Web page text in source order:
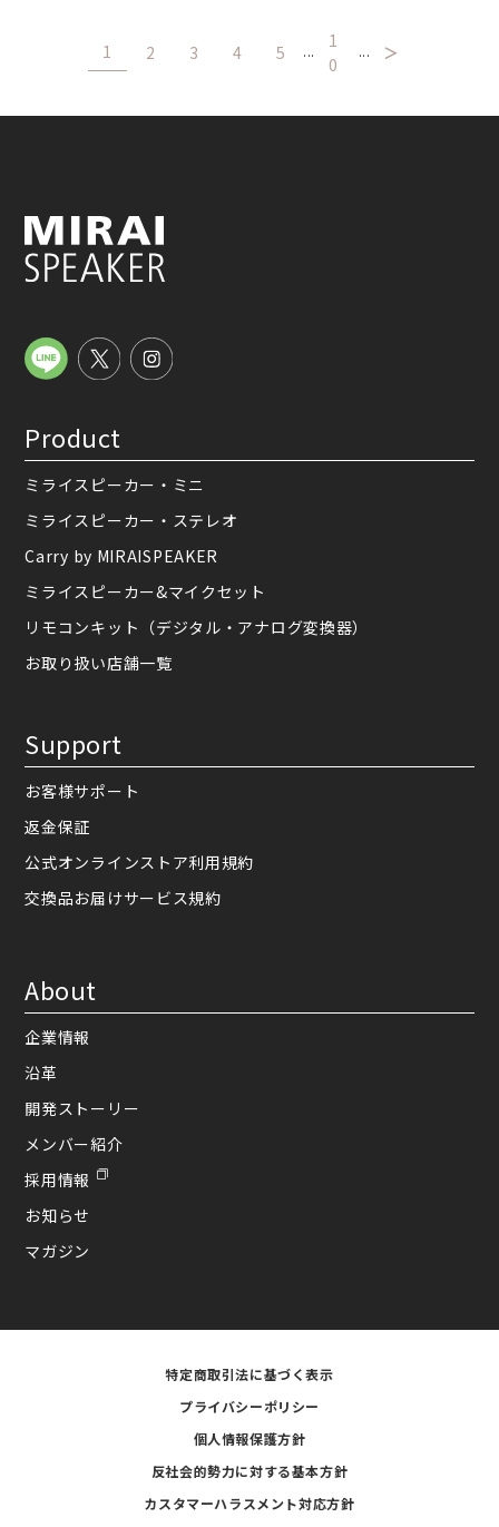
1 2 3 4 5 ...
1
0
... ＞
Product
ミライスピーカー・ミニ
ミライスピーカー・ステレオ
Carry by MIRAISPEAKER
ミライスピーカー&マイクセット
リモコンキット（デジタル・アナログ変換器）
お取り扱い店舗一覧
Support
お客様サポート
返金保証
公式オンラインストア利用規約
交換品お届けサービス規約
About
企業情報
沿革
開発ストーリー
メンバー紹介
採用情報
お知らせ
マガジン
特定商取引法に基づく表示
プライバシーポリシー
個人情報保護方針
反社会的勢力に対する基本方針
カスタマーハラスメント対応方針